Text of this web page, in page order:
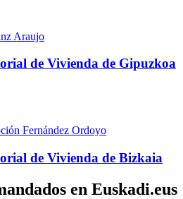
Araujo
de Vivienda de Gipuzkoa
Fernández Ordoyo
de Vivienda de Bizkaia
en Euskadi.eus